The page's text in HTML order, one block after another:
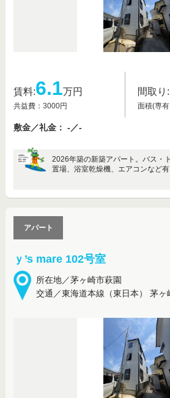
賃料:6.1万円
共益費：3000円
間取り:
面積(専
敷金／礼金： -／-
2026年築の新築アパート。バス・
置場、浴室乾燥機、エアコンなど有
ｙ’s mare 102号室
所在地／茅ヶ崎市萩園
交通／東海道本線（東日本） 茅ヶ
アパート